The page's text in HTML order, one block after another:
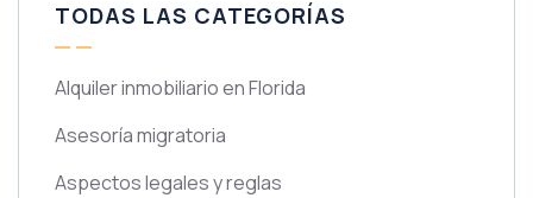
TODAS LAS CATEGORÍAS
Alquiler inmobiliario en Florida
Asesoría migratoria
Aspectos legales y reglas